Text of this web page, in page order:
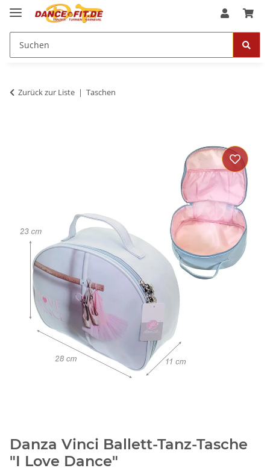
Zurück zur Liste Taschen
Danza Vinci Ballett-Tanz-Tasche
"I Love Dance"